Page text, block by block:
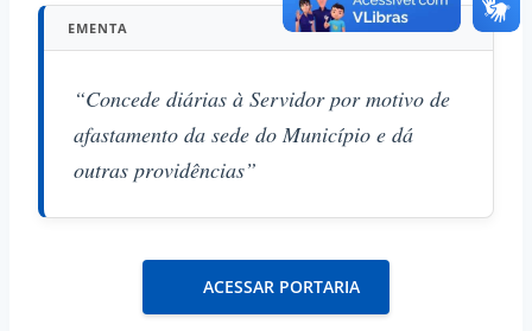
EMENTA
“Concede diárias à Servidor por motivo de
afastamento da sede do Município e dá
outras providências”
ACESSAR PORTARIA